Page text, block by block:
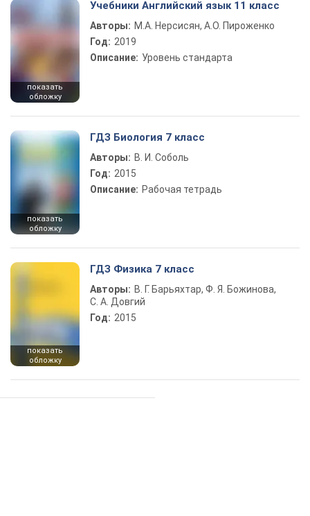
показать
обложку
Учебники Английский язык 11 класс
Авторы: М.А. Нерсисян, А.О. Пироженко
Год: 2019
Описание: Уровень стандарта
показать
обложку
ГДЗ Биология 7 класс
Авторы: В. И. Соболь
Год: 2015
Описание: Рабочая тетрадь
показать
обложку
ГДЗ Физика 7 класс
Авторы: В. Г. Барьяхтар, Ф. Я. Божинова,
С. А. Довгий
Год: 2015